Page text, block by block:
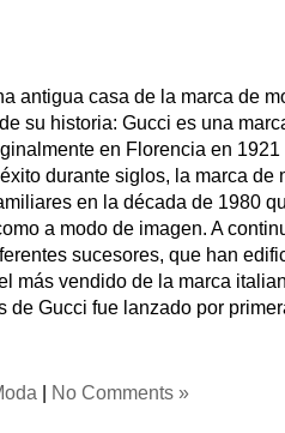
antigua casa de la marca de
su historia: Gucci es una
en Florencia en
durante siglos, la marca de
en la década de 1980
a modo de imagen. A
sucesores, que han
más vendido de la marca
de Gucci fue lanzado por
No Comments »